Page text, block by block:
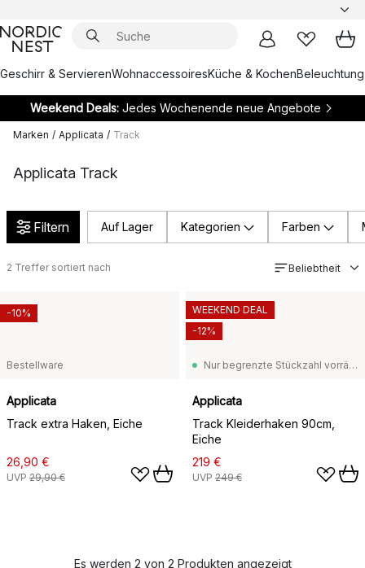
Geschirr & ServierenWohnaccessoiresKüche & KochenBeleuchtung
Weekend Deals:Jedes Wochenende neue Angebote
Marken / Applicata / Track
Applicata Track
Filtern Auf Lager Kategorien Farben
2 Treffer sortiert nach Beliebtheit
Bestellware
Applicata
Track extra Haken, Eiche
26,90 €
UVP 29,90 €
-10%
Nur begrenzte Stückzahl vorrätig
Applicata
Track Kleiderhaken 90cm,
Eiche
219 €
UVP 249 €
WEEKEND DEAL
-12%
Es werden 2 von 2 Produkten angezeigt